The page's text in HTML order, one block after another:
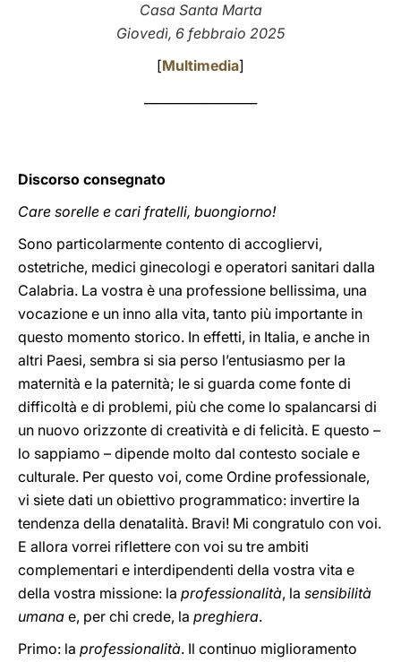
Casa Santa Marta
Giovedì, 6 febbraio 2025
[Multimedia]
Discorso consegnato
Care sorelle e cari fratelli, buongiorno!
Sono particolarmente contento di accogliervi,
ostetriche, medici ginecologi e operatori sanitari dalla
Calabria. La vostra è una professione bellissima, una
vocazione e un inno alla vita, tanto più importante in
questo momento storico. In effetti, in Italia, e anche in
altri Paesi, sembra si sia perso l’entusiasmo per la
maternità e la paternità; le si guarda come fonte di
difficoltà e di problemi, più che come lo spalancarsi di
un nuovo orizzonte di creatività e di felicità. E questo –
lo sappiamo – dipende molto dal contesto sociale e
culturale. Per questo voi, come Ordine professionale,
vi siete dati un obiettivo programmatico: invertire la
tendenza della denatalità. Bravi! Mi congratulo con voi.
E allora vorrei riflettere con voi su tre ambiti
complementari e interdipendenti della vostra vita e
della vostra missione: la professionalità, la sensibilità
umana e, per chi crede, la preghiera.
Primo: la professionalità. Il continuo miglioramento